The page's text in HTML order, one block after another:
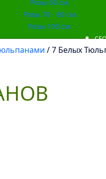
Розы 60 см.
Розы 70 - 80 см.
Розы 100 см.
/ 7 Белых